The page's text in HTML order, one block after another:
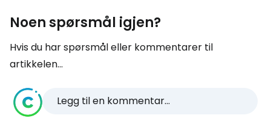
Noen spørsmål igjen?
Hvis du har spørsmål eller kommentarer til
artikkelen...
Legg til en kommentar...